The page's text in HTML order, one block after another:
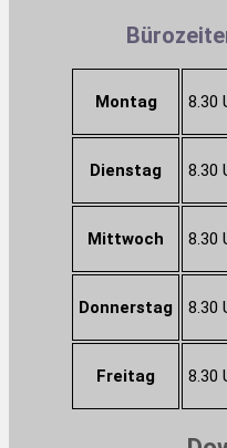
Montag 8.30
Dienstag 8.30
Mittwoch 8.30
Donnerstag 8.30
Freitag 8.30